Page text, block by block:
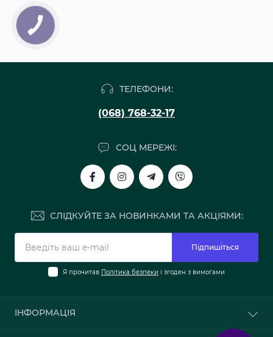
ТЕЛЕФОНИ:
(068) 768-32-17
СОЦ МЕРЕЖІ:
СЛІДКУЙТЕ ЗА НОВИНКАМИ ТА АКЦІЯМИ:
Підпишіться
Я прочитав Політика безпеки і згоден з вимогами
ІНФОРМАЦІЯ